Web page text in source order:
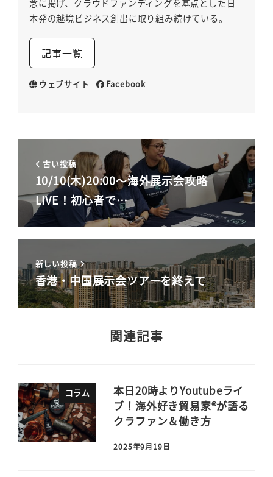
念に掲げ、クラウドファンディングを基点とした日
本発の越境ビジネス創出に取り組み続けている。
記事一覧
ウェブサイト Facebook
古い投稿
10/10(木)20:00～海外展示会攻略
LIVE！初心者で…
新しい投稿
香港・中国展示会ツアーを終えて
関連記事
コラム
本日20時よりYoutubeライ
ブ！海外好き貿易家®が語る
クラファン＆働き方
2025年9月19日